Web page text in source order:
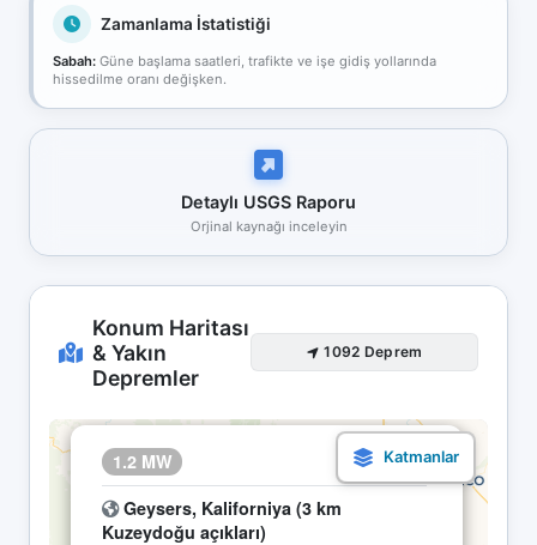
Zamanlama İstatistiği
Sabah: Güne başlama saatleri, trafikte ve işe gidiş yollarında
hissedilme oranı değişken.
Detaylı USGS Raporu
Orjinal kaynağı inceleyin
Konum Haritası
& Yakın
Depremler
1092 Deprem
1.2 MW 25.04 11:14
Geysers, Kaliforniya (3 km
Kuzeydoğu açıkları)
×